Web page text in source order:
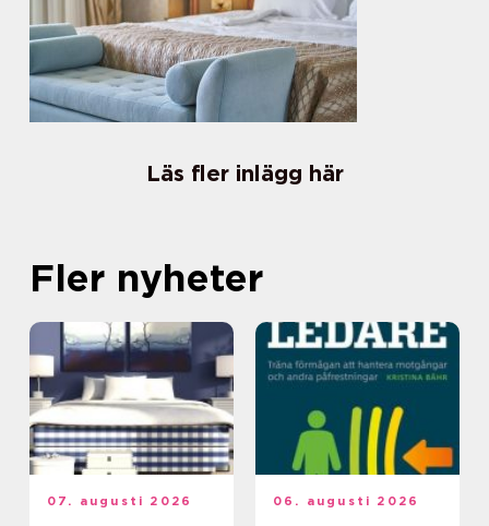
Läs fler inlägg här
Fler nyheter
07. augusti 2026 06. augusti 2026